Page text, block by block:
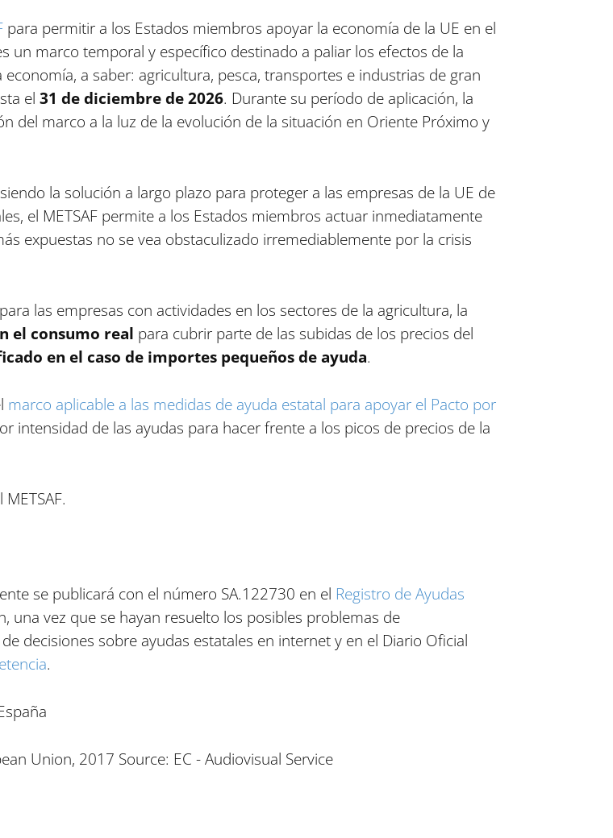
para permitir a los Estados miembros apoyar la economía de la UE en el
un marco temporal y específico destinado a paliar los efectos de la
a saber: agricultura, pesca, transportes e industrias de gran
el 31 de diciembre de 2026. Durante su período de aplicación, la
del marco a la luz de la evolución de la situación en Oriente Próximo y
la solución a largo plazo para proteger a las empresas de la UE de
el METSAF permite a los Estados miembros actuar inmediatamente
expuestas no se vea obstaculizado irremediablemente por la crisis
las empresas con actividades en los sectores de la agricultura, la
el consumo real para cubrir parte de las subidas de los precios del
en el caso de importes pequeños de ayuda.
marco aplicable a las medidas de ayuda estatal para apoyar el Pacto por
intensidad de las ayudas para hacer frente a los picos de precios de la
se publicará con el número SA.122730 en el Registro de Ayudas
una vez que se hayan resuelto los posibles problemas de
decisiones sobre ayudas estatales en internet y en el Diario Oficial
.
Union, 2017 Source: EC - Audiovisual Service